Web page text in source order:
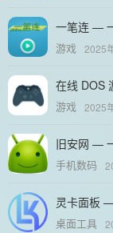
一笔连 —
游戏 2025
在线 DOS
游戏 2025
旧安网 —
手机数码
灵卡面板
桌面工具